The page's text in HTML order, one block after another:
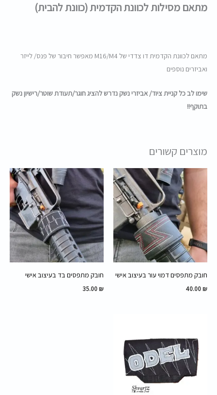
מתאם מסילות לכוונת הקדמית (כוונת להבית)
מתאם לכוונת הקדמית דו צדדי של M16/M4 מאפשר חיבור של פנס/ לייזר
ואביזרים נוספים
שימו לב כל קניית ציוד/ אביזרי נשק נדרש להציג חוגר/תעודת שוטר/רישיון נשק
בתוקף!!
מוצרים קשורים
חובק מתפסים דמוי עור בעיצוב אישי
40.00 ₪
חובק מתפסים בד בעיצוב אישי
35.00 ₪